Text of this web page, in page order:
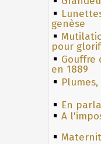
genèse
pour
Gouffre
en 1889
En
A